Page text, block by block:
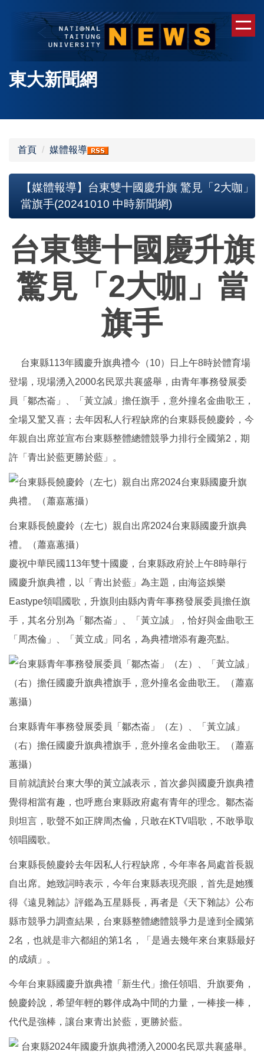
容
東大新聞網
首頁 媒體報導
【媒體報導】台東雙十國慶升旗 驚見「2大咖」
當旗手(20241010 中時新聞網)
台東雙十國慶升旗
驚見「2大咖」當
旗手
台東縣113年國慶升旗典禮今（10）日上午8時於體育場
登場，現場湧入2000名民眾共襄盛舉，由青年事務發展委
員「鄒杰崙」、「黃立誠」擔任旗手，意外撞名金曲歌王，
全場又驚又喜；去年因私人行程缺席的台東縣長饒慶鈴，今
年親自出席並宣布台東縣整體總體競爭力排行全國第2，期
許「青出於藍更勝於藍」。
台東縣長饒慶鈴（左七）親自出席2024台東縣國慶升旗典
禮。（蕭嘉蕙攝）
慶祝中華民國113年雙十國慶，台東縣政府於上午8時舉行
國慶升旗典禮，以「青出於藍」為主題，由海盜娛樂
Eastype領唱國歌，升旗則由縣內青年事務發展委員擔任旗
手，其名分別為「鄒杰崙」、「黃立誠」，恰好與金曲歌王
「周杰倫」、「黃立成」同名，為典禮增添有趣亮點。
台東縣青年事務發展委員「鄒杰崙」（左）、「黃立誠」
（右）擔任國慶升旗典禮旗手，意外撞名金曲歌王。（蕭嘉
蕙攝）
目前就讀於台東大學的黃立誠表示，首次參與國慶升旗典禮
覺得相當有趣，也呼應台東縣政府處有青年的理念。鄒杰崙
則坦言，歌聲不如正牌周杰倫，只敢在KTV唱歌，不敢爭取
領唱國歌。
台東縣長饒慶鈴去年因私人行程缺席，今年率各局處首長親
自出席。她致詞時表示，今年台東縣表現亮眼，首先是她獲
得《遠見雜誌》評鑑為五星縣長，再者是《天下雜誌》公布
縣市競爭力調查結果，台東縣整體總體競爭力是達到全國第
2名，也就是非六都組的第1名，「是過去幾年來台東縣最好
的成績」。
今年台東縣國慶升旗典禮「新生代」擔任領唱、升旗要角，
饒慶鈴說，希望年輕的夥伴成為中間的力量，一棒接一棒，
代代是強棒，讓台東青出於藍，更勝於藍。